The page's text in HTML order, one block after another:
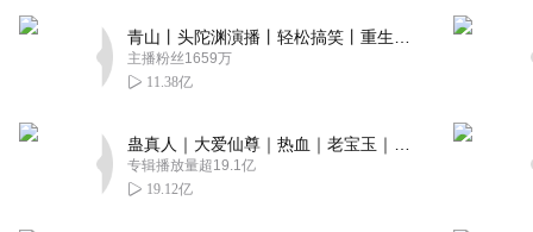
主播粉丝1659万
11.38亿
专辑播放量超19.1亿
19.12亿